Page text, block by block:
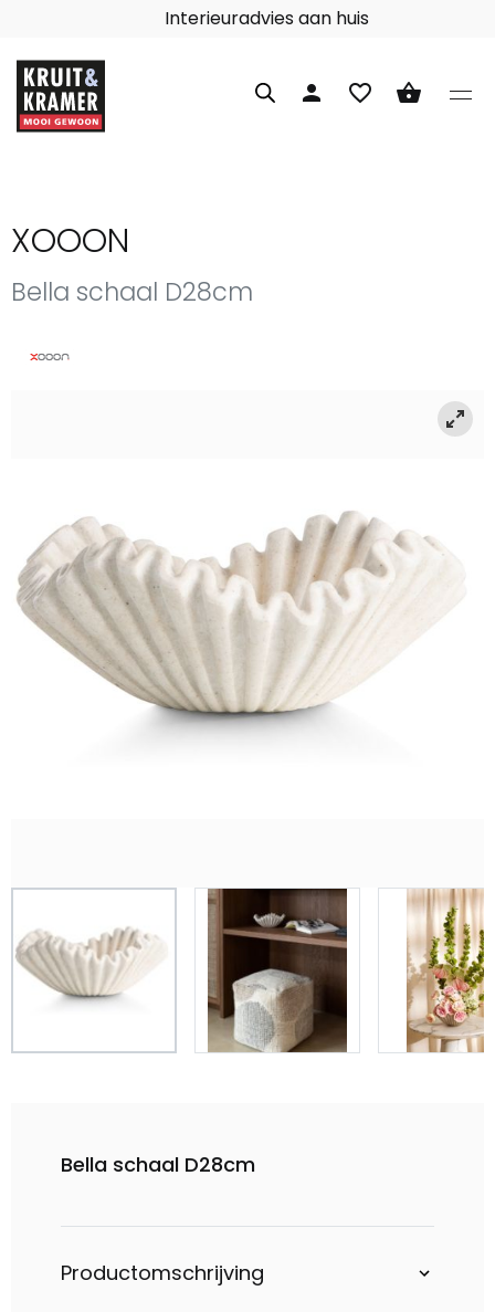
Interieuradvies aan huis
person favorite_border shopping_basket
XOOON
Bella schaal D28cm
Bella schaal D28cm
Productomschrijving